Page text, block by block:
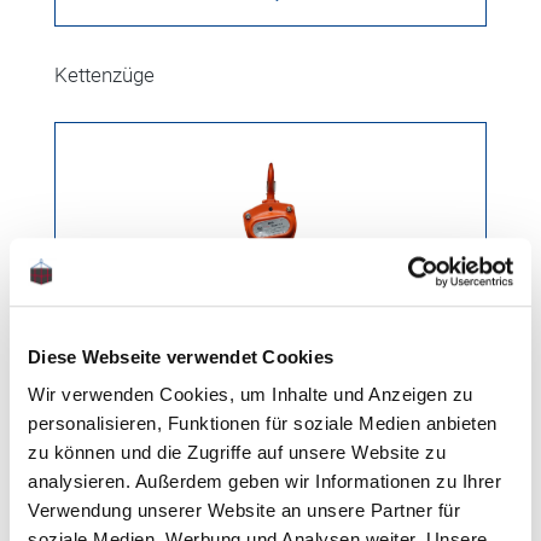
Diese Webseite verwendet Cookies
Wir verwenden Cookies, um Inhalte und Anzeigen zu
personalisieren, Funktionen für soziale Medien anbieten
zu können und die Zugriffe auf unsere Website zu
analysieren. Außerdem geben wir Informationen zu Ihrer
Verwendung unserer Website an unsere Partner für
Produktgalerie überspringen
Kettenzüge
Handkettenzug 1.000 kg
Gewicht: 12.7 kg